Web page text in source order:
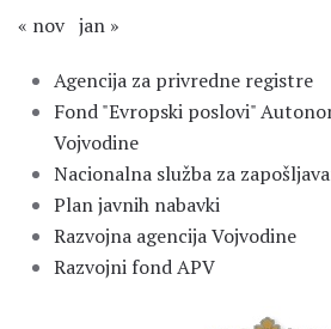
« nov jan »
Agencija za privredne registre
Fond "Evropski poslovi"
Vojvodine
Nacionalna služba za
Plan javnih nabavki
Razvojna agencija Vojvodine
Razvojni fond APV